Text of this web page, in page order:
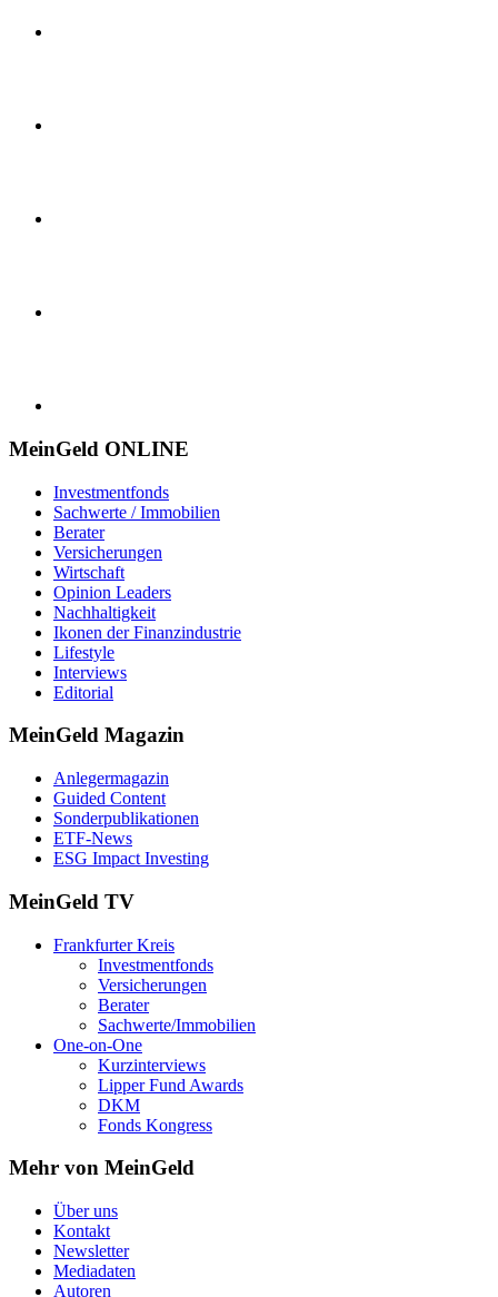
MeinGeld ONLINE
Investmentfonds
Sachwerte / Immobilien
Berater
Versicherungen
Wirtschaft
Opinion Leaders
Nachhaltigkeit
Ikonen der Finanzindustrie
Lifestyle
Interviews
Editorial
MeinGeld Magazin
Anlegermagazin
Guided Content
Sonderpublikationen
ETF-News
ESG Impact Investing
MeinGeld TV
Frankfurter Kreis
Investmentfonds
Versicherungen
Berater
Sachwerte/Immobilien
One-on-One
Kurzinterviews
Lipper Fund Awards
DKM
Fonds Kongress
Mehr von MeinGeld
Über uns
Kontakt
Newsletter
Mediadaten
Autoren